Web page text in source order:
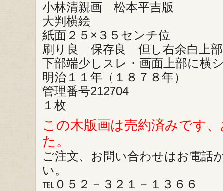
小林清親画 松本平吉版
大判横絵
紙面２５×３５センチ位
刷り良 保存良 但し右余白上部
下部端少しスレ・画面上部に横
明治１１年（１８７８年）
管理番号212704
１枚
この木版画は売約済みです
た。
ご注文、お問い合わせはお電話
い。
℡０５２－３２１－１３６６